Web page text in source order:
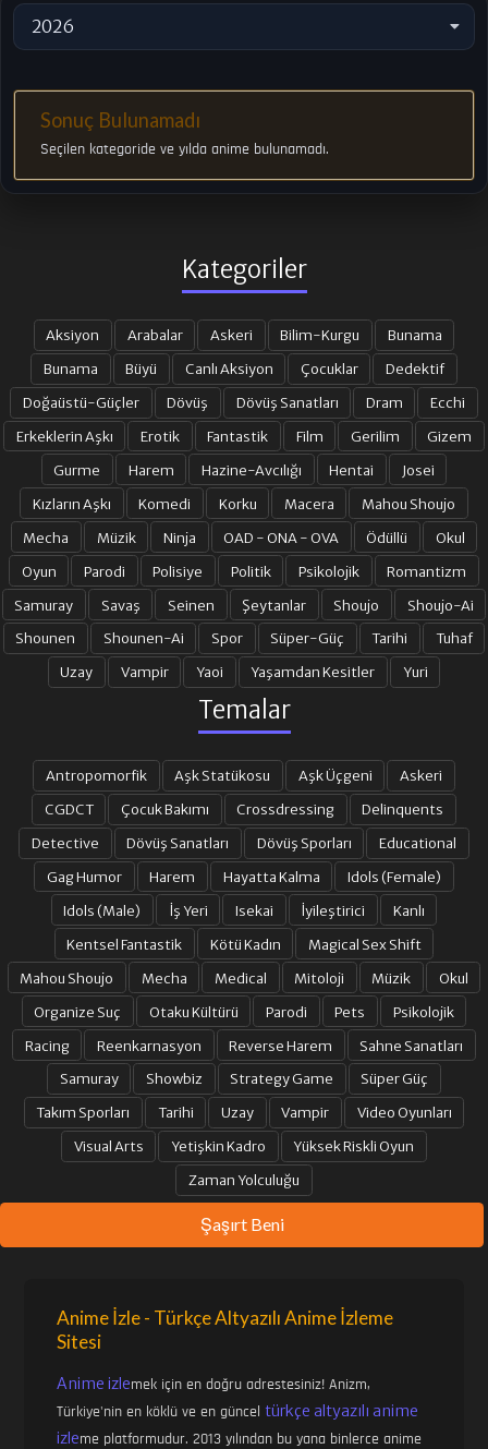
2026
Sonuç Bulunamadı
Seçilen kategoride ve yılda anime bulunamadı.
Kategoriler
Aksiyon Arabalar Askeri Bilim-Kurgu
Bunama
Bunama
Büyü Canlı Aksiyon Çocuklar
Dedektif
Doğaüstü-Güçler
Dövüş Dövüş Sanatları Dram
Ecchi
Erkeklerin Aşkı
Erotik Fantastik Film Gerilim
Gizem
Gurme
Harem Hazine-Avcılığı Hentai
Josei
Kızların Aşkı
Komedi Korku Macera
Mahou Shoujo
Mecha
Müzik Ninja OAD - ONA - OVA Ödüllü
Okul
Oyun
Parodi Polisiye Politik Psikolojik
Romantizm
Samuray
Savaş Seinen Şeytanlar Shoujo
Shoujo-Ai
Shounen
Shounen-Ai Spor Süper-Güç Tarihi
Tuhaf
Uzay
Vampir Yaoi Yaşamdan Kesitler Yuri
Temalar
Antropomorfik Aşk Statükosu Aşk Üçgeni
Askeri
CGDCT
Çocuk Bakımı Crossdressing
Delinquents
Detective
Dövüş Sanatları Dövüş Sporları
Educational
Gag Humor
Harem Hayatta Kalma
Idols (Female)
Idols (Male)
İş Yeri Isekai İyileştirici
Kanlı
Kentsel Fantastik
Kötü Kadın
Magical Sex Shift
Mahou Shoujo
Mecha Medical Mitoloji Müzik
Okul
Organize Suç
Otaku Kültürü Parodi Pets
Psikolojik
Racing
Reenkarnasyon Reverse Harem
Sahne Sanatları
Samuray
Showbiz Strategy Game
Süper Güç
Takım Sporları
Tarihi Uzay Vampir
Video Oyunları
Visual Arts
Yetişkin Kadro
Yüksek Riskli Oyun
Zaman Yolculuğu
Şaşırt Beni
Anime İzle - Türkçe Altyazılı Anime İzleme
Sitesi
Anime izlemek için en doğru adrestesiniz! Anizm,
Türkiye'nin en köklü ve en günceltürkçe altyazılı anime
izleme platformudur. 2013 yılından bu yana binlerce anime